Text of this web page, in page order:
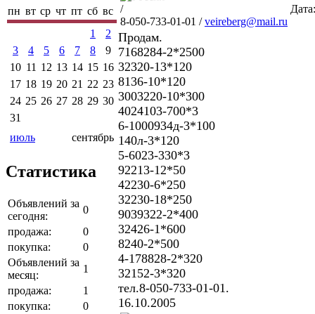
пн вт ср чт пт сб вс
1
2
3
4 5 6 7 8
9
10 11 12 13 14 15 16
17 18 19 20 21 22 23
24 25 26 27 28 29 30
31
июль
сентябрь
Статистика
Объявлений за
сегодня:
0
продажа:
0
покупка:
0
Объявлений за
месяц:
1
продажа:
1
покупка:
0
/
8-050-733-01-01 /veireberg@mail.ru
Продам.
7168284-2*2500
32320-13*120
8136-10*120
3003220-10*300
4024103-700*3
6-1000934д-3*100
140л-3*120
5-6023-330*3
92213-12*50
42230-6*250
32230-18*250
9039322-2*400
32426-1*600
8240-2*500
4-178828-2*320
32152-3*320
тел.8-050-733-01-01.
16.10.2005